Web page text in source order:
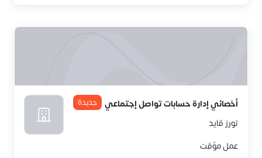
أخصائي إدارة حسابات تواصل إجتماعي جديدة
تورز قايد
عمل مؤقت